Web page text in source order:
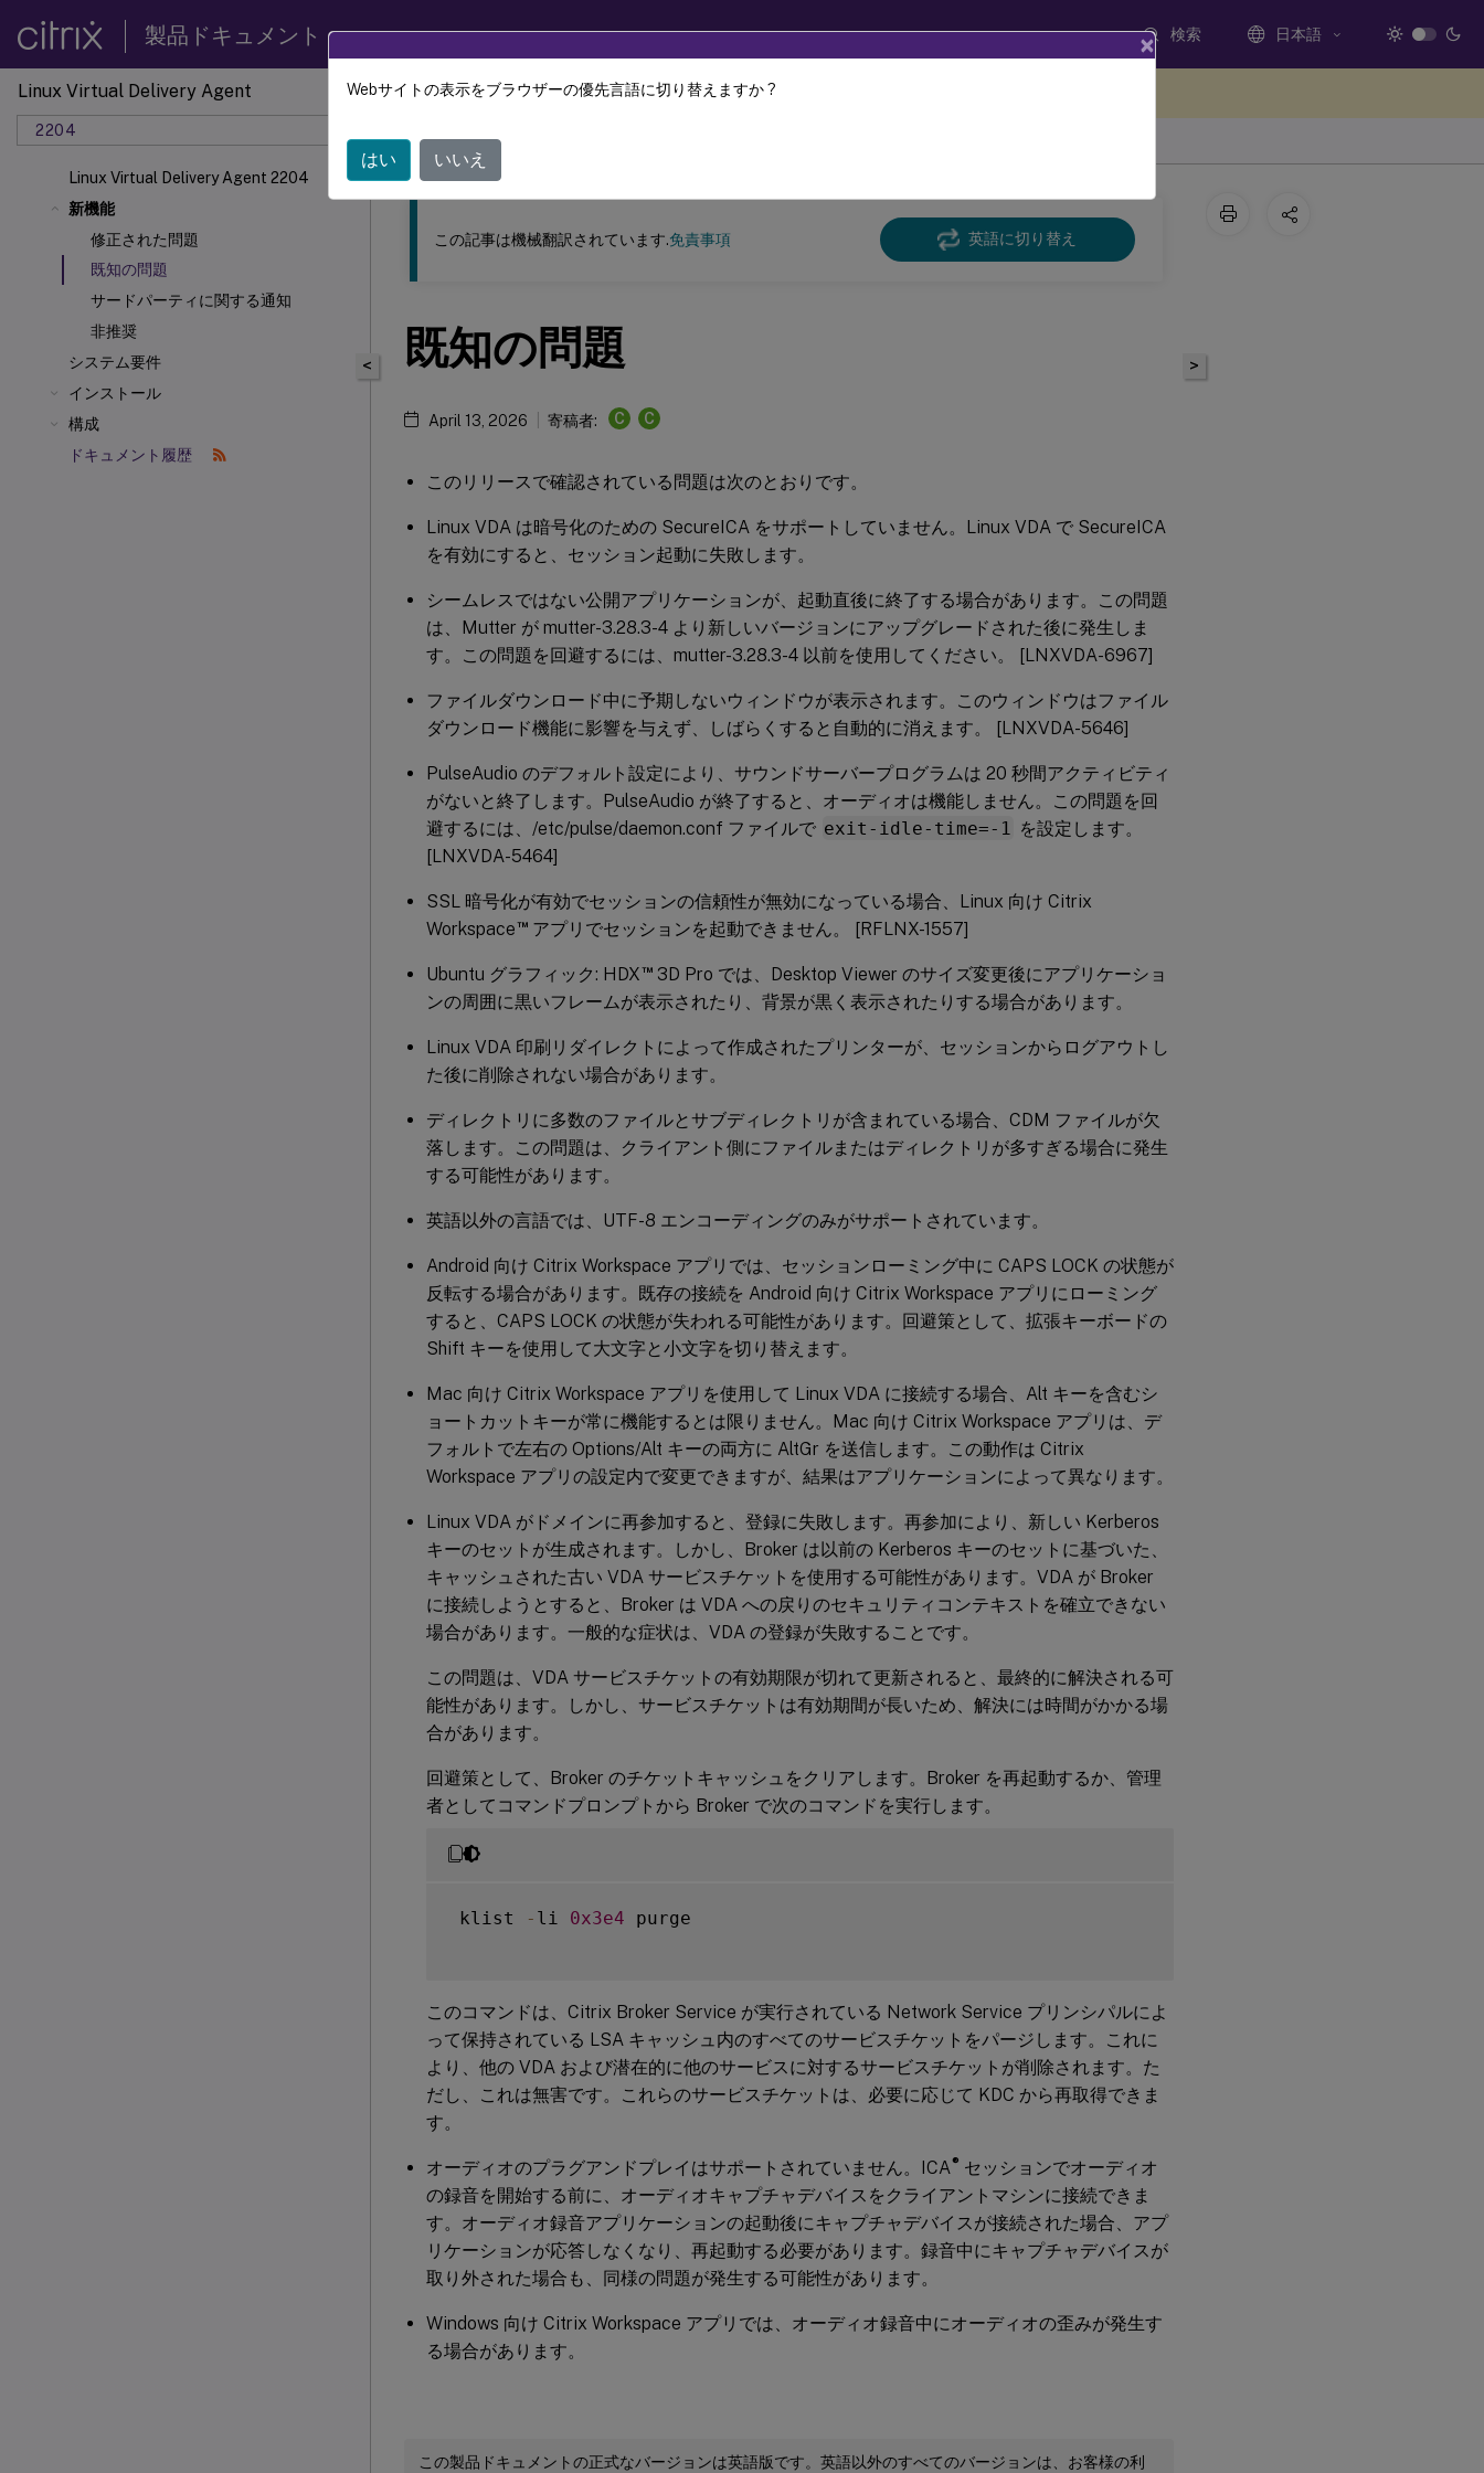
製品ドキュメント 検索 日本語
Linux Virtual Delivery Agent
2204
Linux Virtual Delivery Agent 2204
新機能
修正された問題
既知の問題
サードパーティに関する通知
非推奨
システム要件
インストール
構成
ドキュメント履歴
このコンテンツは動的に機械翻訳されています。
リナックス バーチャル デリバリー エージェント
<
この記事は機械翻訳されています.免責事項 英語に切り替え
既知の問題
April 13, 2026 寄稿者: C C
このリリースで確認されている問題は次のとおりです。
Linux VDA は暗号化のための SecureICA をサポートしていません。Linux VDA で SecureICA
を有効にすると、セッション起動に失敗します。
シームレスではない公開アプリケーションが、起動直後に終了する場合があります。この問題
は、Mutter が mutter-3.28.3-4 より新しいバージョンにアップグレードされた後に発生しま
す。この問題を回避するには、mutter-3.28.3-4 以前を使用してください。 [LNXVDA-6967]
ファイルダウンロード中に予期しないウィンドウが表示されます。このウィンドウはファイル
ダウンロード機能に影響を与えず、しばらくすると自動的に消えます。 [LNXVDA-5646]
PulseAudio のデフォルト設定により、サウンドサーバープログラムは 20 秒間アクティビティ
がないと終了します。PulseAudio が終了すると、オーディオは機能しません。この問題を回
避するには、/etc/pulse/daemon.conf ファイルで exit-idle-time=-1
を設定します。
[LNXVDA-5464]
SSL 暗号化が有効でセッションの信頼性が無効になっている場合、Linux 向け Citrix
Workspace™アプリでセッションを起動できません。 [RFLNX-1557]
Ubuntu グラフィック: HDX™3D Pro では、Desktop Viewer のサイズ変更後にアプリケーショ
ンの周囲に黒いフレームが表示されたり、背景が黒く表示されたりする場合があります。
Linux VDA 印刷リダイレクトによって作成されたプリンターが、セッションからログアウトし
た後に削除されない場合があります。
ディレクトリに多数のファイルとサブディレクトリが含まれている場合、CDM ファイルが欠
落します。この問題は、クライアント側にファイルまたはディレクトリが多すぎる場合に発生
する可能性があります。
英語以外の言語では、UTF-8 エンコーディングのみがサポートされています。
Android 向け Citrix Workspace アプリでは、セッションローミング中に CAPS LOCK の状態が
反転する場合があります。既存の接続を Android 向け Citrix Workspace アプリにローミング
すると、CAPS LOCK の状態が失われる可能性があります。回避策として、拡張キーボードの
Shift キーを使用して大文字と小文字を切り替えます。
Mac 向け Citrix Workspace アプリを使用して Linux VDA に接続する場合、Alt キーを含むシ
ョートカットキーが常に機能するとは限りません。Mac 向け Citrix Workspace アプリは、デ
フォルトで左右の Options/Alt キーの両方に AltGr を送信します。この動作は Citrix
Workspace アプリの設定内で変更できますが、結果はアプリケーションによって異なります。
Linux VDA がドメインに再参加すると、登録に失敗します。再参加により、新しい Kerberos
キーのセットが生成されます。しかし、Broker は以前の Kerberos キーのセットに基づいた、
キャッシュされた古い VDA サービスチケットを使用する可能性があります。VDA が Broker
に接続しようとすると、Broker は VDA への戻りのセキュリティコンテキストを確立できない
場合があります。一般的な症状は、VDA の登録が失敗することです。
この問題は、VDA サービスチケットの有効期限が切れて更新されると、最終的に解決される可
能性があります。しかし、サービスチケットは有効期間が長いため、解決には時間がかかる場
合があります。
回避策として、Broker のチケットキャッシュをクリアします。Broker を再起動するか、管理
者としてコマンドプロンプトから Broker で次のコマンドを実行します。
klist - li 0x3e4 purge
このコマンドは、Citrix Broker Service が実行されている Network Service プリンシパルによ
って保持されている LSA キャッシュ内のすべてのサービスチケットをパージします。これに
より、他の VDA および潜在的に他のサービスに対するサービスチケットが削除されます。た
だし、これは無害です。これらのサービスチケットは、必要に応じて KDC から再取得できま
す。
オーディオのプラグアンドプレイはサポートされていません。ICA® セッションでオーディオ
の録音を開始する前に、オーディオキャプチャデバイスをクライアントマシンに接続できま
す。オーディオ録音アプリケーションの起動後にキャプチャデバイスが接続された場合、アプ
リケーションが応答しなくなり、再起動する必要があります。録音中にキャプチャデバイスが
取り外された場合も、同様の問題が発生する可能性があります。
Windows 向け Citrix Workspace アプリでは、オーディオ録音中にオーディオの歪みが発生す
る場合があります。
この製品ドキュメントの正式なバージョンは英語版です。英語以外のすべてのバージョンは、お客様の利
>
×
Webサイトの表示をブラウザーの優先言語に切り替えますか ?
はい いいえ